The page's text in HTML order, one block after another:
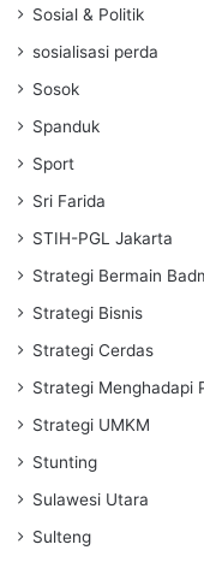
Sosial & Politik
sosialisasi perda
Sosok
Spanduk
Sport
Sri Farida
STIH-PGL Jakarta
Strategi Bermain
Strategi Bisnis
Strategi Cerdas
Strategi Menghadapi
Strategi UMKM
Stunting
Sulawesi Utara
Sulteng